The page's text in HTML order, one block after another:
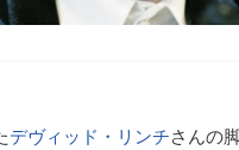
デヴィッド・リンチさんの